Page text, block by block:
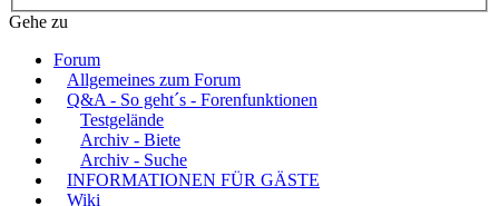
Gehe zu
Forum
Allgemeines zum Forum
Q&A - So geht´s - Forenfunktionen
Testgelände
Archiv - Biete
Archiv - Suche
INFORMATIONEN FÜR GÄSTE
Wiki